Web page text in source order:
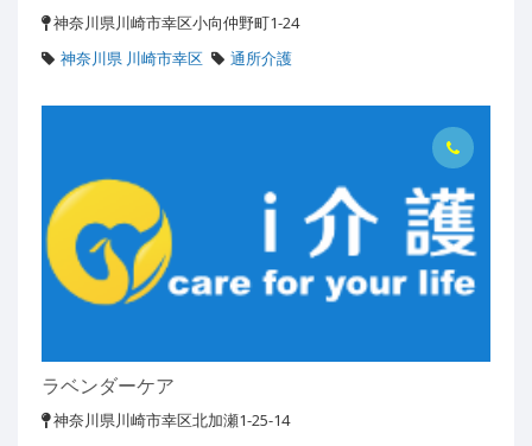
神奈川県川崎市幸区小向仲野町1-24
神奈川県 川崎市幸区
通所介護
ラベンダーケア
神奈川県川崎市幸区北加瀬1-25-14